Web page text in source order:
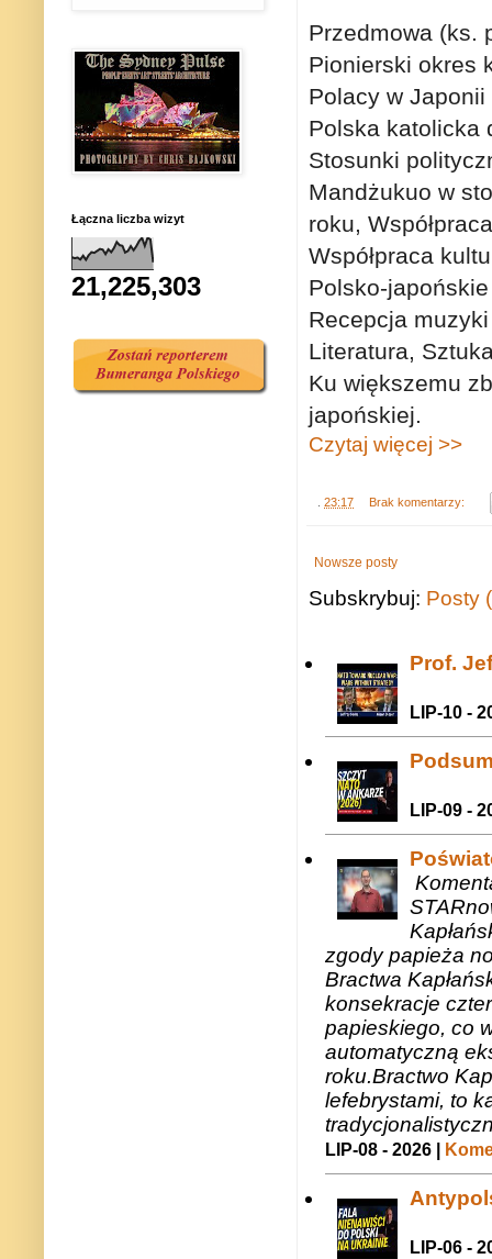
Przedmowa (ks.
Pionierski okres
Polacy w
Polska katolicka
Stosunki
Mandżukuo w
roku,
Współpraca
Polsko-
Recepcja
Literatura,
Ku większemu
japońskiej.
Czytaj więcej >>
23:17 Brak komentarzy:
Nowsze posty
Subskrybuj: Posty
Prof.
LIP-10 -
LIP-09 -
zgody papieża
Bractwa
konsekracje
papieskiego, co
automatyczną
roku.Bractwo
lefebrystami, to
LIP-08 - 2026 |
LIP-06 -
Łączna liczba wizyt
21,225,303